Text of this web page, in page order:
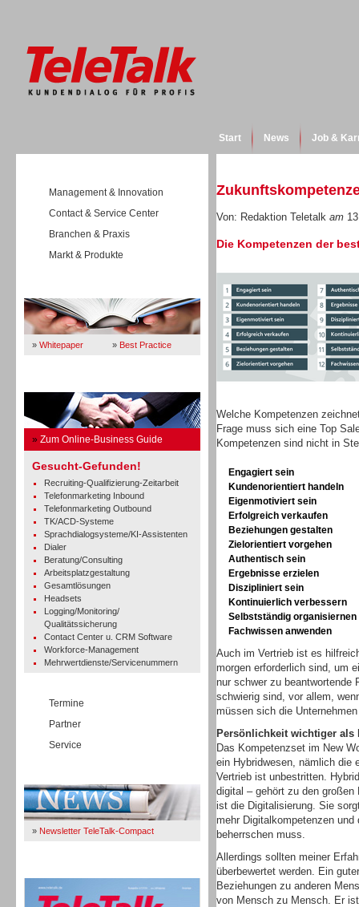
Start News Job &
Management & Innovation
Contact & Service Center
Branchen & Praxis
Markt & Produkte
» Whitepaper » Best Practice
» Zum Online-Business Guide
Gesucht-Gefunden!
Recruiting-Qualifizierung-Zeitarbeit
Telefonmarketing Inbound
Telefonmarketing Outbound
TK/ACD-Systeme
Sprachdialogsysteme/KI-Assistenten
Dialer
Beratung/Consulting
Arbeitsplatzgestaltung
Gesamtlösungen
Headsets
Logging/Monitoring/
Qualitätssicherung
Contact Center u. CRM Software
Workforce-Management
Mehrwertdienste/Servicenummern
Termine
Partner
Service
» Newsletter TeleTalk-Compact
Von: Redaktion Teletalk am
Die Kompetenzen der
Welche Kompetenzen
Frage muss sich eine Top
Kompetenzen sind nicht in
Engagiert sein
Kundenorientiert handeln
Eigenmotiviert sein
Erfolgreich verkaufen
Beziehungen gestalten
Zielorientiert vorgehen
Authentisch sein
Ergebnisse erzielen
Diszipliniert sein
Kontinuierlich verbessern
Selbstständig organisiernen
Fachwissen anwenden
Auch im Vertrieb ist es
morgen erforderlich sind, um
nur schwer zu beantwortende
schwierig sind, vor allem,
müssen sich die
Persönlichkeit wichtiger als
Das Kompetenzset im New
ein Hybridwesen, nämlich die
Vertrieb ist unbestritten.
digital – gehört zu den großen
ist die Digitalisierung. Sie
mehr Digitalkompetenzen
beherrschen muss.
Allerdings sollten meiner
überbewertet werden. Ein
Beziehungen zu anderen
von Mensch zu Mensch. Er